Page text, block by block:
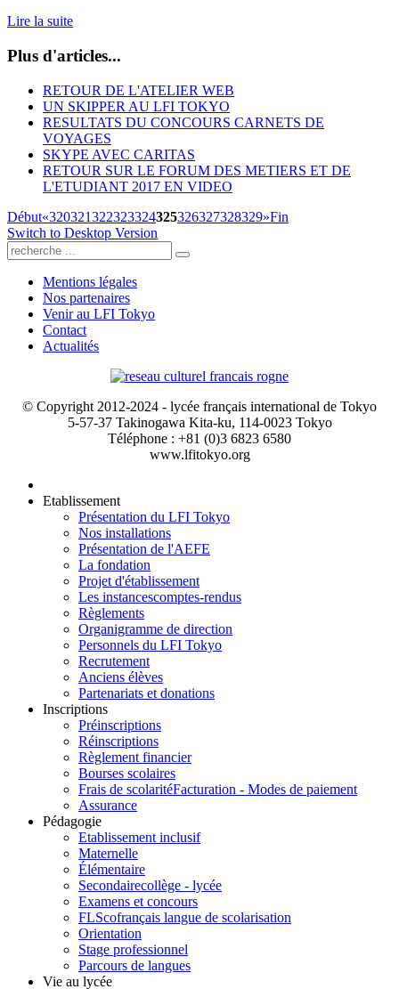
Lire la suite
Plus d'articles...
RETOUR DE L'ATELIER WEB
UN SKIPPER AU LFI TOKYO
RESULTATS DU CONCOURS CARNETS DE
VOYAGES
SKYPE AVEC CARITAS
RETOUR SUR LE FORUM DES METIERS ET DE
L'ETUDIANT 2017 EN VIDEO
Début«320321322323324325326327328329»Fin
Switch to Desktop Version
Mentions légales
Nos partenaires
Venir au LFI Tokyo
Contact
Actualités
© Copyright 2012-2024 - lycée français international de Tokyo
5-57-37 Takinogawa Kita-ku, 114-0023 Tokyo
Téléphone : +81 (0)3 6823 6580
www.lfitokyo.org
Etablissement
Présentation du LFI Tokyo
Nos installations
Présentation de l'AEFE
La fondation
Projet d'établissement
Les instancescomptes-rendus
Règlements
Organigramme de direction
Personnels du LFI Tokyo
Recrutement
Anciens élèves
Partenariats et donations
Inscriptions
Préinscriptions
Réinscriptions
Règlement financier
Bourses scolaires
Frais de scolaritéFacturation - Modes de paiement
Assurance
Pédagogie
Etablissement inclusif
Maternelle
Élémentaire
Secondairecollège - lycée
Examens et concours
FLScofrançais langue de scolarisation
Orientation
Stage professionnel
Parcours de langues
Vie au lycée